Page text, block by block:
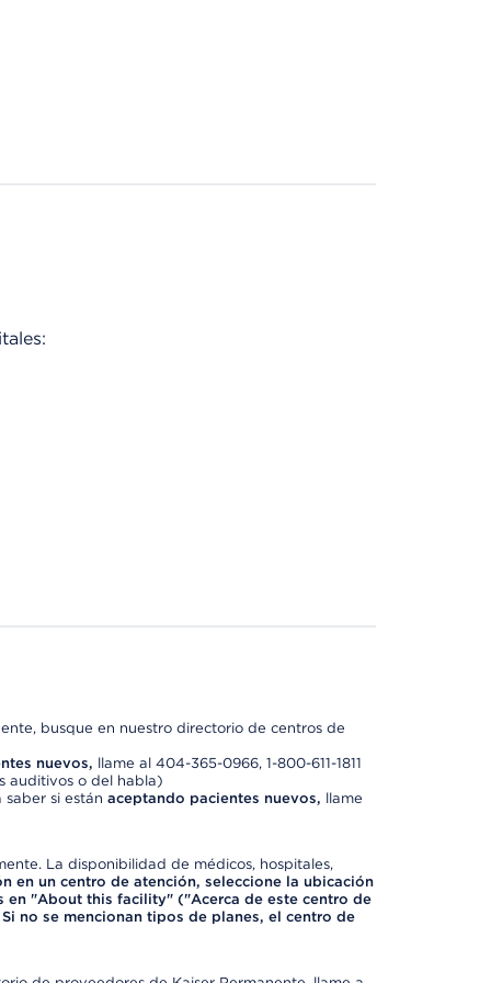
busque en nuestro directorio de centros de
nuevos, llame al 404-365-0966, 1-800-611-1811
auditivos o del habla)
si están aceptando pacientes nuevos, llame
La disponibilidad de médicos, hospitales,
en un centro de atención, seleccione la ubicación
"About this facility" ("Acerca de este centro de
no se mencionan tipos de planes, el centro de